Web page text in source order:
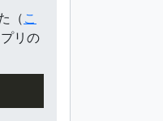
（こ
リの